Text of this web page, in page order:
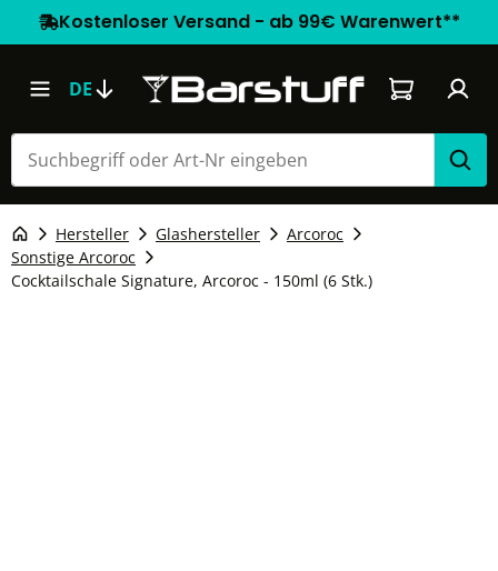
Kostenloser Versand - ab 99€ Warenwert**
DE Warenkorb
Hersteller Glashersteller
Arcoroc
Sonstige Arcoroc
Cocktailschale Signature, Arcoroc - 150ml (6 Stk.)